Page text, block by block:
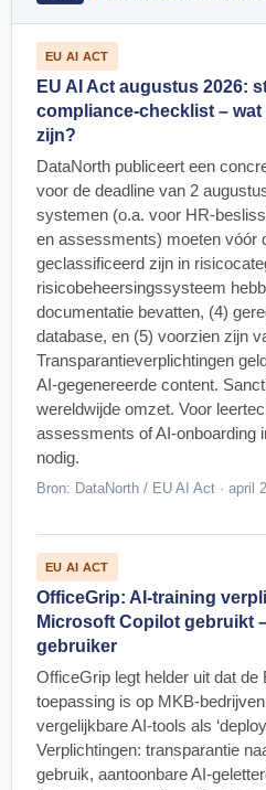
EU AI ACT
EU AI Act augustus 2026:
compliance-checklist – wat
zijn?
DataNorth publiceert een
voor de deadline van 2
systemen (o.a. voor HR-
en assessments) moeten vóór
geclassificeerd zijn in
risicobeheersingssysteem
documentatie bevatten, (4)
database, en (5) voorzien zijn
Transparantieverplichtingen
AI-gegenereerde content.
wereldwijde omzet. Voor
assessments of AI-onboarding
nodig.
Bron: DataNorth / EU AI Act · april
EU AI ACT
OfficeGrip: AI-training
Microsoft Copilot gebruikt
gebruiker
OfficeGrip legt helder uit dat de
toepassing is op MKB-
vergelijkbare AI-tools als
Verplichtingen: transparantie
gebruik, aantoonbare AI-